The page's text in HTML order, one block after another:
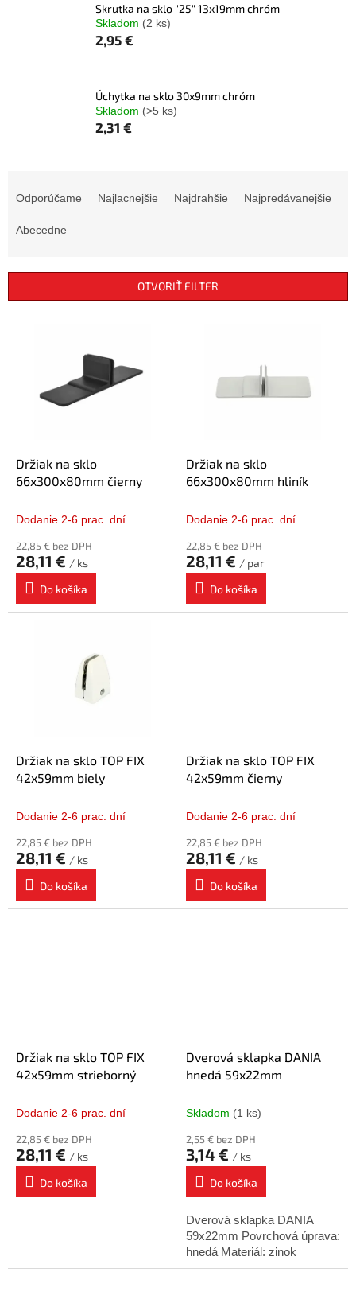
Skrutka na sklo "25" 13x19mm chróm
Skladom (2 ks)
2,95 €
Úchytka na sklo 30x9mm chróm
Skladom (>5 ks)
2,31 €
p
Odporúčame Najlacnejšie Najdrahšie Najpredávanejšie
Abecedne
OTVORIŤ FILTER
Držiak na sklo
66x300x80mm čierny
Dodanie 2-6 prac. dní
22,85 € bez DPH
28,11 € / ks
Do košíka
Držiak na sklo
66x300x80mm hliník
Dodanie 2-6 prac. dní
22,85 € bez DPH
28,11 € / par
Do košíka
Držiak na sklo TOP FIX
42x59mm biely
Dodanie 2-6 prac. dní
22,85 € bez DPH
28,11 € / ks
Do košíka
Držiak na sklo TOP FIX
42x59mm čierny
Dodanie 2-6 prac. dní
22,85 € bez DPH
28,11 € / ks
Do košíka
Držiak na sklo TOP FIX
42x59mm strieborný
Dodanie 2-6 prac. dní
22,85 € bez DPH
28,11 € / ks
Do košíka
Dverová sklapka DANIA
hnedá 59x22mm
Skladom (1 ks)
2,55 € bez DPH
3,14 € / ks
Do košíka
Dverová sklapka DANIA
59x22mm Povrchová úprava:
hnedá Materiál: zinok